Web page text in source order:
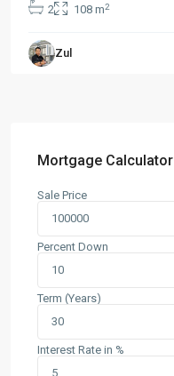
2 108 m2
Zul
Mortgage Calculator
Sale Price
Percent Down
Term (Years)
Interest Rate in %